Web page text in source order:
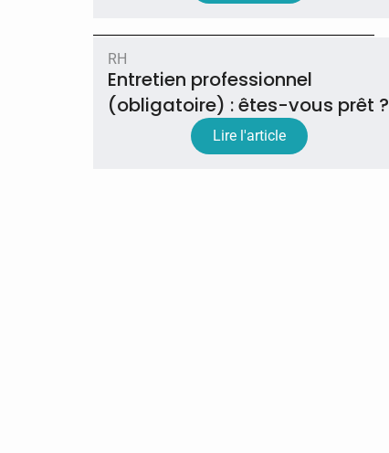
RH
Entretien professionnel
(obligatoire) : êtes-vous prêt ?
Lire l'article